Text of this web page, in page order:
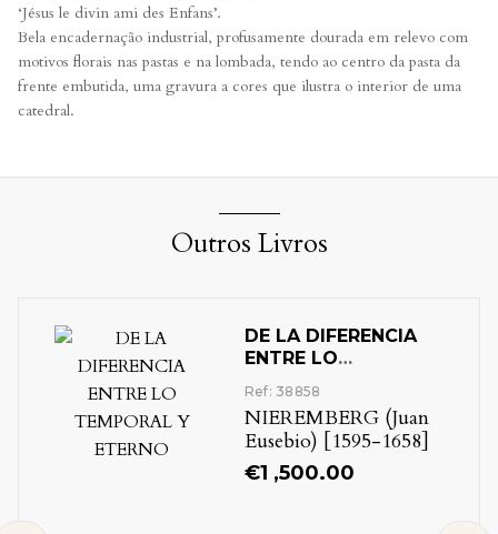
‘Jésus le divin ami des Enfans’.
Bela encadernação industrial, profusamente dourada em relevo com
motivos florais nas pastas e na lombada, tendo ao centro da pasta da
frente embutida, uma gravura a cores que ilustra o interior de uma
catedral.
Outros Livros
DE LA DIFERENCIA
ENTRE LO
TEMPORAL Y
ETERNO
Ref: 38858
NIEREMBERG (Juan
Eusebio) [1595-1658]
€1 ,500.00